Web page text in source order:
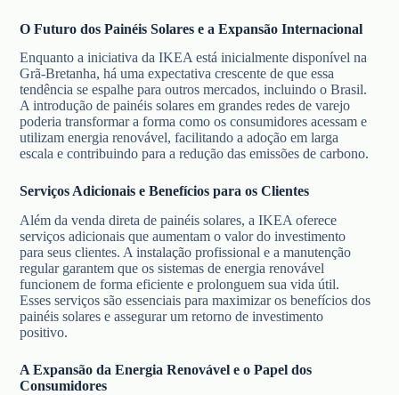
O Futuro dos Painéis Solares e a Expansão Internacional
Enquanto a iniciativa da IKEA está inicialmente disponível na
Grã-Bretanha, há uma expectativa crescente de que essa
tendência se espalhe para outros mercados, incluindo o Brasil.
A introdução de painéis solares em grandes redes de varejo
poderia transformar a forma como os consumidores acessam e
utilizam energia renovável, facilitando a adoção em larga
escala e contribuindo para a redução das emissões de carbono.
Serviços Adicionais e Benefícios para os Clientes
Além da venda direta de painéis solares, a IKEA oferece
serviços adicionais que aumentam o valor do investimento
para seus clientes. A instalação profissional e a manutenção
regular garantem que os sistemas de energia renovável
funcionem de forma eficiente e prolonguem sua vida útil.
Esses serviços são essenciais para maximizar os benefícios dos
painéis solares e assegurar um retorno de investimento
positivo.
A Expansão da Energia Renovável e o Papel dos
Consumidores